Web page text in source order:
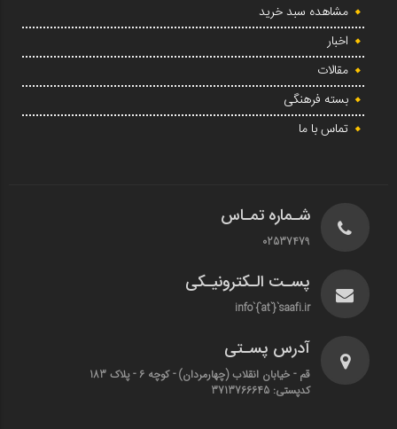
مشاهده سبد خرید
اخبار
مقالات
بسته فرهنگی
تماس با ما
شـماره تمـاس
02537479
پسـت الـکترونیـکی
info`{`at`}`saafi.ir
آدرس پسـتی
قم - خیابان انقلاب (چهارمردان)‌ - کوچه 6 - پلاک 183
کدپستی: 3713766645